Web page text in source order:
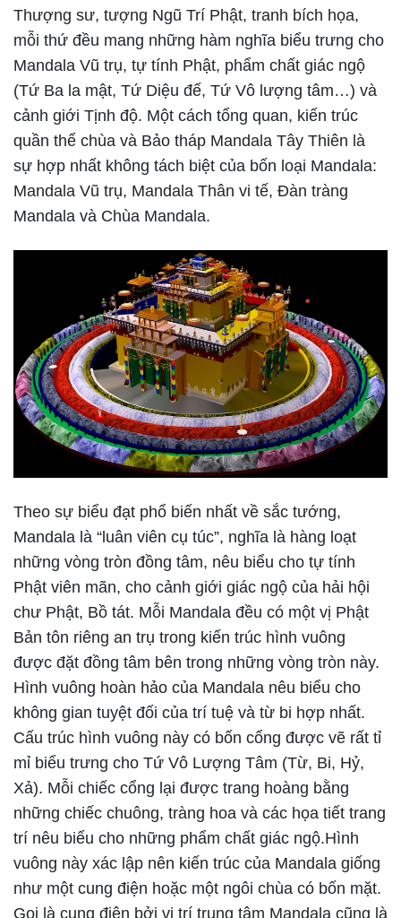
Thượng sư, tượng Ngũ Trí Phật, tranh bích họa,
mỗi thứ đều mang những hàm nghĩa biểu trưng cho
Mandala Vũ trụ, tự tính Phật, phẩm chất giác ngộ
(Tứ Ba la mật, Tứ Diệu đế, Tứ Vô lượng tâm…) và
cảnh giới Tịnh độ. Một cách tổng quan, kiến trúc
quần thể chùa và Bảo tháp Mandala Tây Thiên là
sự hợp nhất không tách biệt của bốn loại Mandala:
Mandala Vũ trụ, Mandala Thân vi tế, Đàn tràng
Mandala và Chùa Mandala.
Theo sự biểu đạt phổ biến nhất về sắc tướng,
Mandala là “luân viên cụ túc”, nghĩa là hàng loạt
những vòng tròn đồng tâm, nêu biểu cho tự tính
Phật viên mãn, cho cảnh giới giác ngộ của hải hội
chư Phật, Bồ tát. Mỗi Mandala đều có một vị Phật
Bản tôn riêng an trụ trong kiến trúc hình vuông
được đặt đồng tâm bên trong những vòng tròn này.
Hình vuông hoàn hảo của Mandala nêu biểu cho
không gian tuyệt đối của trí tuệ và từ bi hợp nhất.
Cấu trúc hình vuông này có bốn cổng được vẽ rất tỉ
mỉ biểu trưng cho Tứ Vô Lượng Tâm (Từ, Bi, Hỷ,
Xả). Mỗi chiếc cổng lại được trang hoàng bằng
những chiếc chuông, tràng hoa và các họa tiết trang
trí nêu biểu cho những phẩm chất giác ngộ.Hình
vuông này xác lập nên kiến trúc của Mandala giống
như một cung điện hoặc một ngôi chùa có bốn mặt.
Gọi là cung điện bởi vị trí trung tâm Mandala cũng là